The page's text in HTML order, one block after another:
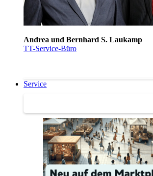
Andrea und Bernhard S. Laukamp
TT-Service-Büro
Service